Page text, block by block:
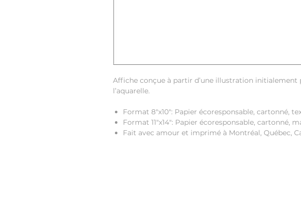
Affiche conçue à partir d’une illustration initialement
l’aquarelle.
Format 8"x10": Papier écoresponsable, cartonné,
Format 11"x14": Papier écoresponsable, cartonné,
Fait avec amour et imprimé à Montréal, Québec,